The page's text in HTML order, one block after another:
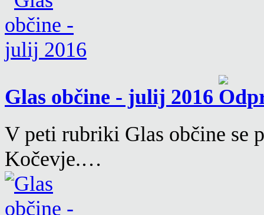
Glas občine - julij 2016
V peti rubriki Glas občine se
Kočevje.…